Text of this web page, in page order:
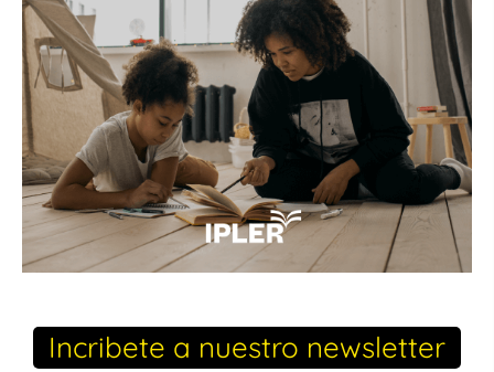
Incribete a nuestro newsletter